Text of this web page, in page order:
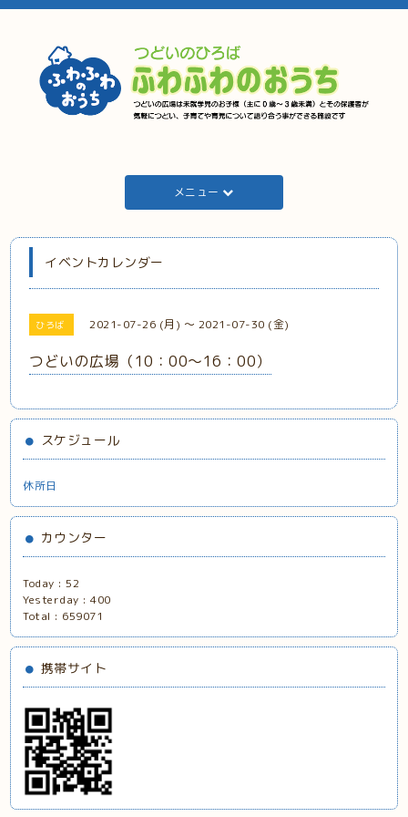
メニュー
イベントカレンダー
ひろば 2021-07-26 (月) ～ 2021-07-30 (金)
つどいの広場（10：00～16：00）
スケジュール
休所日
カウンター
Today :52
Yesterday :400
Total : 659071
携帯サイト